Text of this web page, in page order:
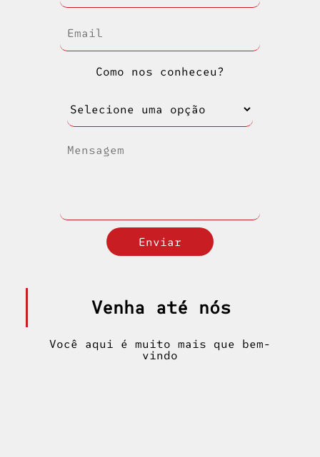
Como nos conheceu?
Venha até nós
Você aqui é muito mais que bem-
vindo